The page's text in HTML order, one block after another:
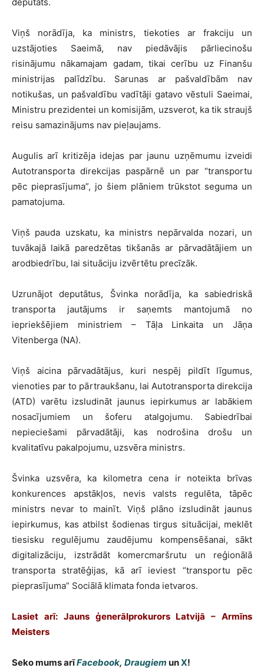
deputāts.
Viņš norādīja, ka ministrs, tiekoties ar frakciju un
uzstājoties Saeimā, nav piedāvājis pārliecinošu
risinājumu nākamajam gadam, tikai cerību uz Finanšu
ministrijas palīdzību. Sarunas ar pašvaldībām nav
notikušas, un pašvaldību vadītāji gatavo vēstuli Saeimai,
Ministru prezidentei un komisijām, uzsverot, ka tik straujš
reisu samazinājums nav pieļaujams.
Augulis arī kritizēja idejas par jaunu uzņēmumu izveidi
Autotransporta direkcijas paspārnē un par “transportu
pēc pieprasījuma”, jo šiem plāniem trūkstot seguma un
pamatojuma.
Viņš pauda uzskatu, ka ministrs nepārvalda nozari, un
tuvākajā laikā paredzētas tikšanās ar pārvadātājiem un
arodbiedrību, lai situāciju izvērtētu precīzāk.
Uzrunājot deputātus, Švinka norādīja, ka sabiedriskā
transporta jautājums ir saņemts mantojumā no
iepriekšējiem ministriem – Tāļa Linkaita un Jāņa
Vitenberga (NA).
Viņš aicina pārvadātājus, kuri nespēj pildīt līgumus,
vienoties par to pārtraukšanu, lai Autotransporta direkcija
(ATD) varētu izsludināt jaunus iepirkumus ar labākiem
nosacījumiem un šoferu atalgojumu. Sabiedrībai
nepieciešami pārvadātāji, kas nodrošina drošu un
kvalitatīvu pakalpojumu, uzsvēra ministrs.
Švinka uzsvēra, ka kilometra cena ir noteikta brīvas
konkurences apstākļos, nevis valsts regulēta, tāpēc
ministrs nevar to mainīt. Viņš plāno izsludināt jaunus
iepirkumus, kas atbilst šodienas tirgus situācijai, meklēt
tiesisku regulējumu zaudējumu kompensēšanai, sākt
digitalizāciju, izstrādāt komercmaršrutu un reģionālā
transporta stratēģijas, kā arī ieviest “transportu pēc
pieprasījuma” Sociālā klimata fonda ietvaros.
Lasiet arī: Jauns ģenerālprokurors Latvijā – Armīns
Meisters
Seko mums arīFacebook, Draugiem unX!